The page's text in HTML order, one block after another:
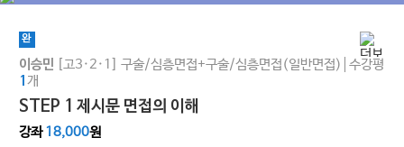
완
이승민 [고3·2·1] 구술/심층면접+구술/심층면접(일반면접) 수강평
1 개
STEP 1 제시문 면접의 이해
강좌18,000원